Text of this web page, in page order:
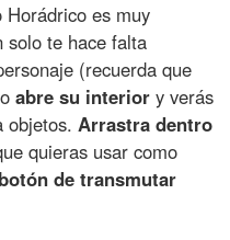
es muy
solo te hace falta
(recuerda que
abre su interior y verás
objetos.Arrastra dentro
quieras usar como
botón de transmutar